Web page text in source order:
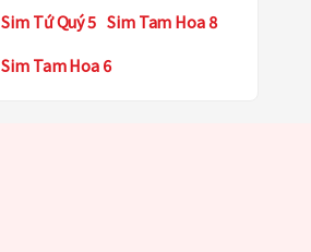
Sim Tứ Quý 5 Sim Tam Hoa 8
Sim Tam Hoa 6